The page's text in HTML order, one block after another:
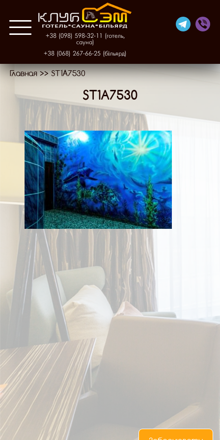
Про нас
Готель
Фінська сауна
+38 (098) 598-32-11 (готель,
сауна)
+38 (068) 267-66-25 (більярд)
Більярд
Галерея
Контакти
RU EN
Главная >> ST1A7530
ST1A7530